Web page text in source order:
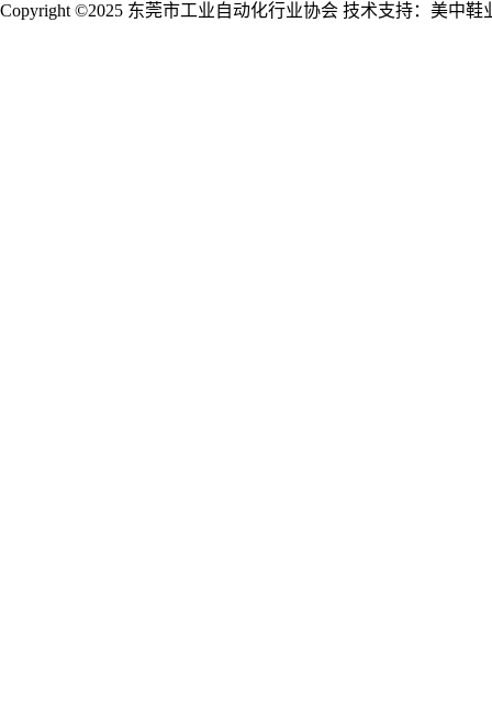
Copyright ©2025 东莞市工业自动化行业协会 技术支持：美中鞋